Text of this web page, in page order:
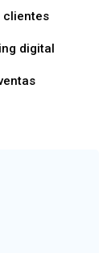
clientes
digital